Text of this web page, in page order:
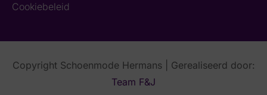
Cookiebeleid
Copyright Schoenmode Hermans | Gerealiseerd door:
Team F&J